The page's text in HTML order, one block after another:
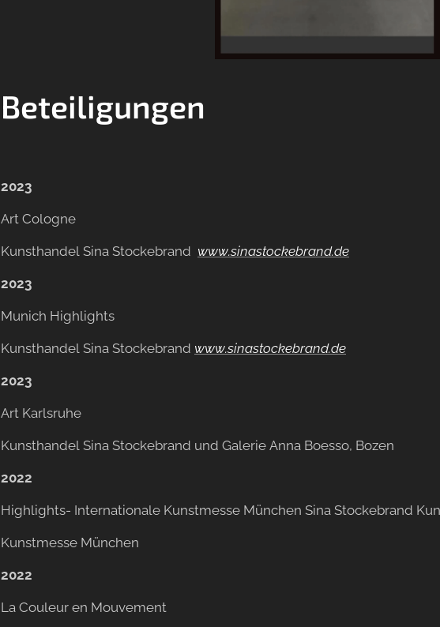
Beteiligungen
2023
Art Cologne
Kunsthandel Sina Stockebrand www.sinastockebrand.de
2023
Munich Highlights
Kunsthandel Sina Stockebrand www.sinastockebrand.de
2023
Art Karlsruhe
Kunsthandel Sina Stockebrand und Galerie Anna Boesso, Bozen
2022
Highlights- Internationale Kunstmesse München Sina Stockebrand
Kunstmesse München
2022
La Couleur en Mouvement